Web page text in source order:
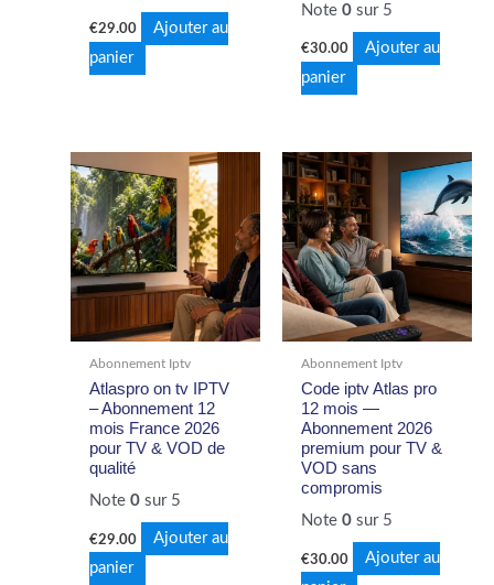
€29.00
Ajouter au
panier
Note0 sur 5
€30.00
Ajouter au
panier
Abonnement Iptv
Atlaspro on tv IPTV
– Abonnement 12
mois France 2026
pour TV & VOD de
qualité
Note0 sur 5
€29.00
Ajouter au
panier
Abonnement Iptv
Code iptv Atlas pro
12 mois —
Abonnement 2026
premium pour TV &
VOD sans
compromis
Note0 sur 5
€30.00
Ajouter au